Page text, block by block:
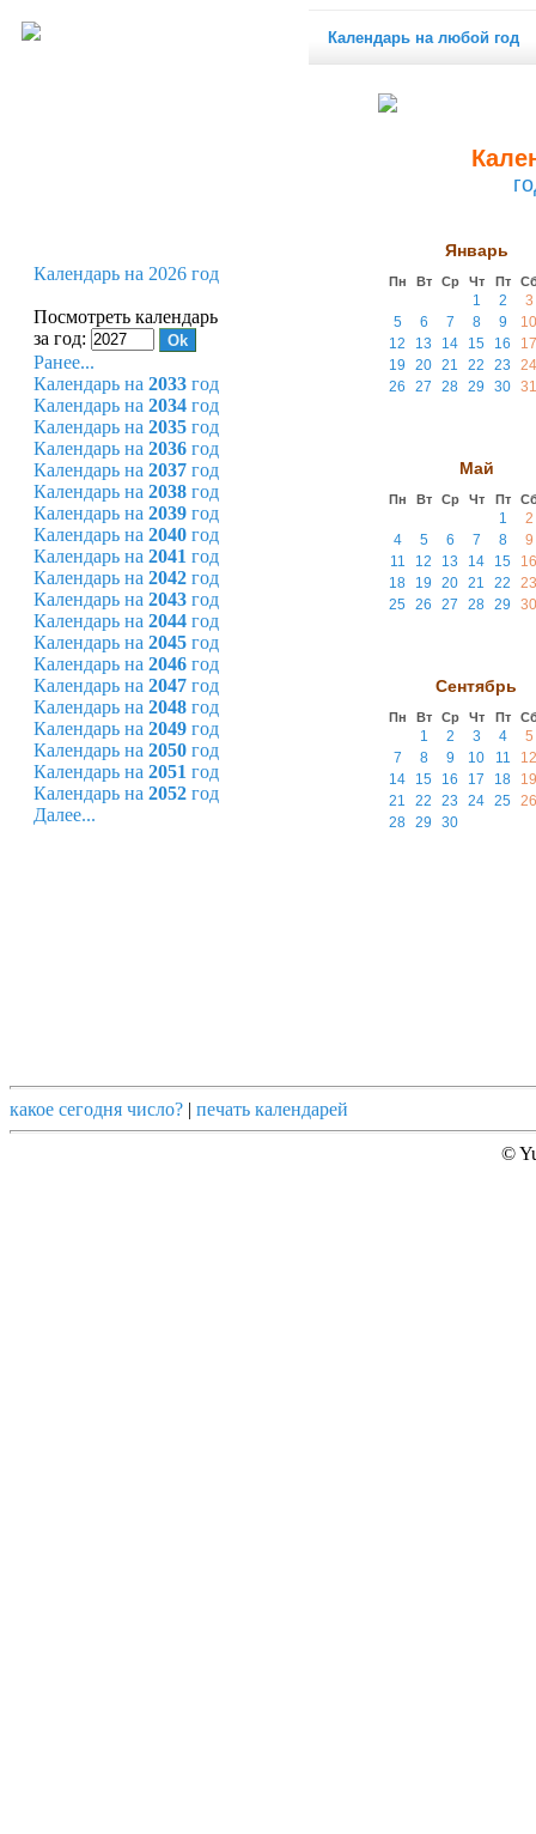
Календарь на любой год
Январь
Пн Вт Ср Чт Пт
1 2
3
5
6 7 8 9
10
12
13 14 15 16
17
19
20 21 22 23
24
26
27 28 29 30 31
Май
Пн Вт Ср Чт Пт
1
2
4
5 6 7 8
9
11
12 13 14 15
16
18
19 20 21 22
23
25
26 27 28 29 30
Сентябрь
Пн Вт Ср Чт Пт
1 2 3 4
5
7
8 9 10 11
12
14
15 16 17 18
19
21
22 23 24 25
26
28 29 30
Календарь на 2026 год
Посмотреть календарь
за год:
Ранее...
Календарь на 2033 год
Календарь на 2034 год
Календарь на 2035 год
Календарь на 2036 год
Календарь на 2037 год
Календарь на 2038 год
Календарь на 2039 год
Календарь на 2040 год
Календарь на 2041 год
Календарь на 2042 год
Календарь на 2043 год
Календарь на 2044 год
Календарь на 2045 год
Календарь на 2046 год
Календарь на 2047 год
Календарь на 2048 год
Календарь на 2049 год
Календарь на 2050 год
Календарь на 2051 год
Календарь на 2052 год
Далее...
какое сегодня число? | печать календарей
©